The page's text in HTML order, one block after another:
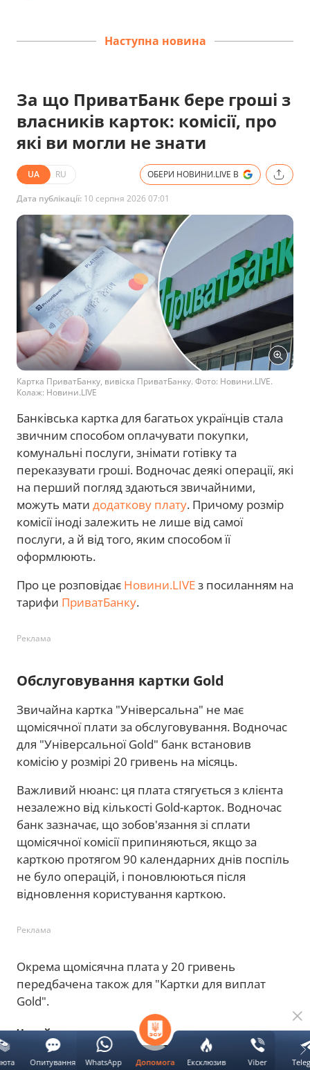
Наступна новина
За що ПриватБанк бере гроші з
власників карток: комісії, про
які ви могли не знати
UA RU ОБЕРИ НОВИНИ.LIVE В
Дата публікації: 10 серпня 2026 07:01
Картка ПриватБанку, вивіска ПриватБанку. Фото: Новини.LIVE.
Колаж: Новини.LIVE
Банківська картка для багатьох українців стала
звичним способом оплачувати покупки,
комунальні послуги, знімати готівку та
переказувати гроші. Водночас деякі операції, які
на перший погляд здаються звичайними,
можуть мати додаткову плату. Причому розмір
комісії іноді залежить не лише від самої
послуги, а й від того, яким способом її
оформлюють.
Про це розповідає Новини.LIVEз посиланням на
тарифи ПриватБанку.
Реклама
Обслуговування картки Gold
Звичайна картка "Універсальна" не має
щомісячної плати за обслуговування. Водночас
для "Універсальної Gold" банк встановив
комісію у розмірі 20 гривень на місяць.
Важливий нюанс: ця плата стягується з клієнта
незалежно від кількості Gold-карток. Водночас
банк зазначає, що зобов'язання зі сплати
щомісячної комісії припиняються, якщо за
карткою протягом 90 календарних днів поспіль
не було операцій, і поновлюються після
відновлення користування карткою.
Реклама
Окрема щомісячна плата у 20 гривень
передбачена також для "Картки для виплат
Gold".
Читайте також:
Допомога Ексклюзив Viber
Опитування WhatsApp